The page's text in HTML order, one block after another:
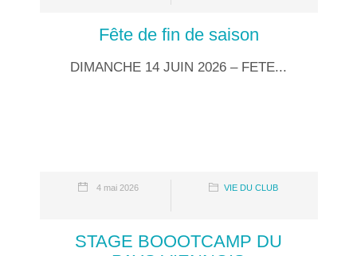
Fête de fin de saison
DIMANCHE 14 JUIN 2026 – FETE...
4 mai 2026 VIE DU CLUB
STAGE BOOOTCAMP DU